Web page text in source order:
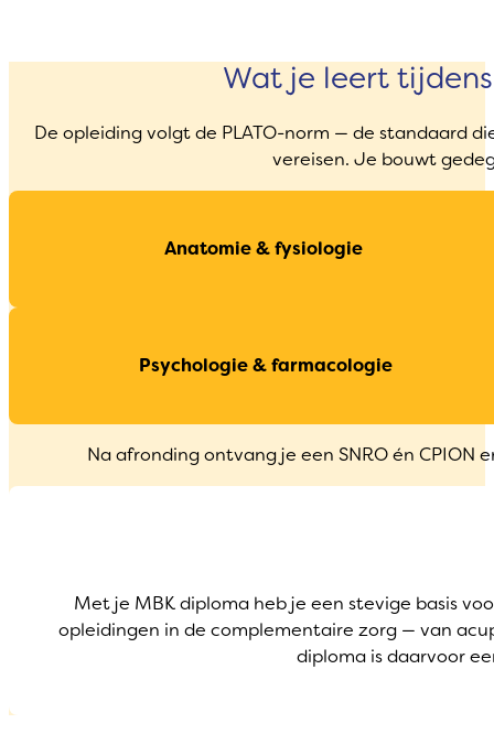
Wat je leert
De opleiding volgt de PLATO-norm — de standaard
vereisen. Je bouwt
Anatomie & fysiologie
Psychologie & farmacologie
Na afronding ontvang je een SNRO én CPION
Met je MBK diploma heb je een stevige basis
opleidingen in de complementaire zorg — van
diploma is daarvoor